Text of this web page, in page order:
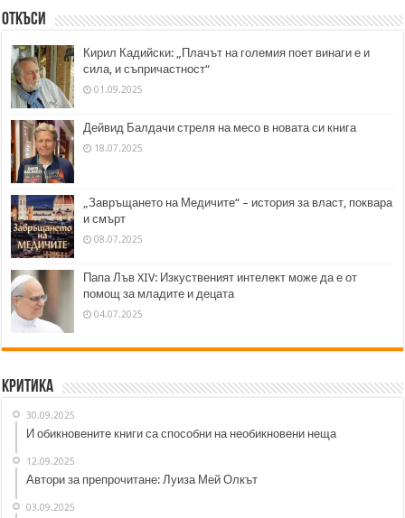
Откъси
Кирил Кадийски: „Плачът на големия поет винаги е и
сила, и съпричастност“
01.09.2025
Дейвид Балдачи стреля на месо в новата си книга
18.07.2025
„Завръщането на Медичите“ – история за власт, поквара
и смърт
08.07.2025
Папа Лъв XIV: Изкуственият интелект може да е от
помощ за младите и децата
04.07.2025
Критика
30.09.2025
И обикновените книги са способни на необикновени неща
12.09.2025
Автори за препрочитане: Луиза Мей Олкът
03.09.2025